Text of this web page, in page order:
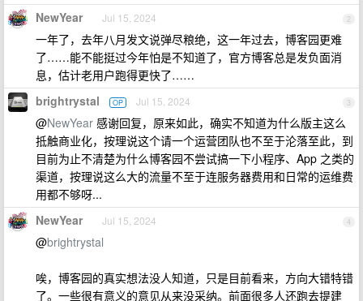
2
NewYear Jul 15, 2024
一年了，去年八月发文说弹尽粮绝，这一年过去，博客园更难
了……能不能挺过今年怕是不知道了，官方博客总是发负面消
息，估计老用户跑得更快了……
3
brightrystal OP Jul 15, 2024
@NewYear 感谢回复，原来如此，确实不知道为什么版主这么
抵触商业化，按理说这个请一个运营团队也不至于沦落至此，到
目前为止不清楚为什么博客园不尝试搞一下小程序、App 之类的
渠道，按理说这么大的流量不至于连服务器费用和日常的运维费
用都不够呀...
4
NewYear Jul 15, 2024
@brightrystal
唉，博客园的真实想法没人知道，只是目前看来，方向大错特错
了。一些很有意义的意见从来没采纳。前面很多人还跑去提建